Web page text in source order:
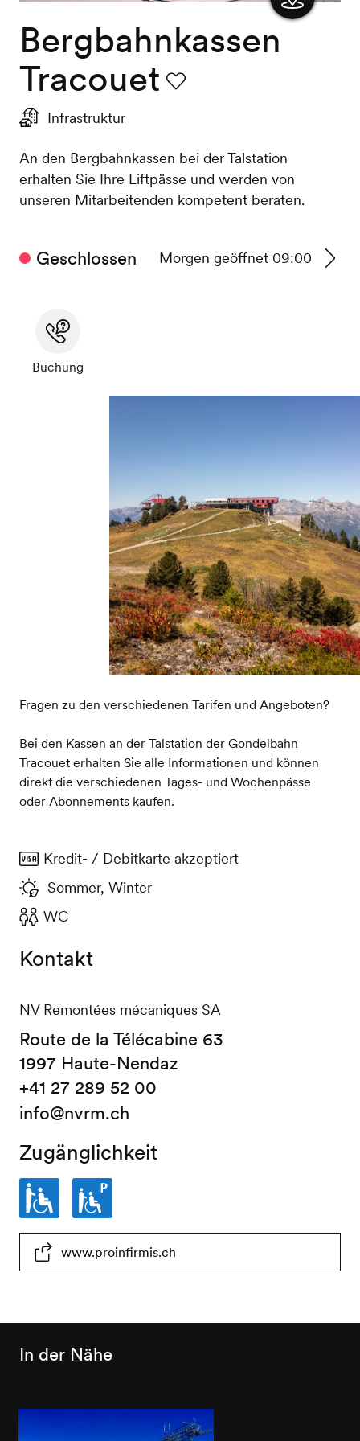
Karte
Bergbahnkassen
Tracouet
Infrastruktur
An den Bergbahnkassen bei der Talstation
erhalten Sie Ihre Liftpässe und werden von
unseren Mitarbeitenden kompetent beraten.
Geschlossen Morgen geöffnet 09:00
Buchung
Fragen zu den verschiedenen Tarifen und Angeboten?
Bei den Kassen an der Talstation der Gondelbahn
Tracouet erhalten Sie alle Informationen und können
direkt die verschiedenen Tages- und Wochenpässe
oder Abonnements kaufen.
Kredit- / Debitkarte akzeptiert
Sommer, Winter
WC
Kontakt
NV Remontées mécaniques SA
Route de la Télécabine 63
1997 Haute-Nendaz
+41 27 289 52 00
info@nvrm.ch
Zugänglichkeit
Eingeschränkt
rollstuhlgängig
Parkplatz
eingeschränkt
www.proinfirmis.ch
In der Nähe